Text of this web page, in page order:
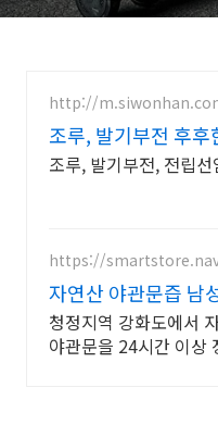
http://
조루, 발기부전 후후
조루, 발기부전, 전립
https://
자연산 야관문즙 남
청정지역 강화도에서
야관문을 24시간 이상